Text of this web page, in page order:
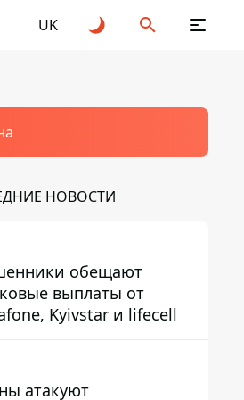
UK
НОВОСТИ
обещают
выплаты от
Kyivstar и lifecell
атакуют